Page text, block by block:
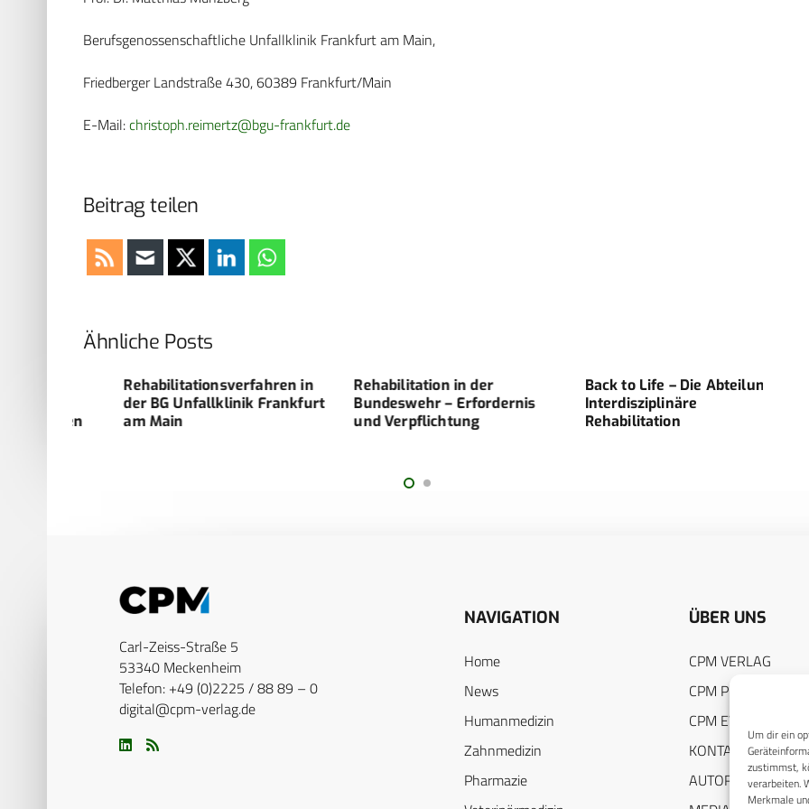
Um dir ein
zustimmst,
verarbeiten.
Merkmale
Berufsgenossenschaftliche Unfallklinik Frankfurt am Main,
Friedberger Landstraße 430, 60389 Frankfurt/Main
E-Mail:christoph.reimertz@bgu-frankfurt.de
Beitrag teilen
Ähnliche Posts
Rehabilitationsverfahren in
der BG Unfallklinik Frankfurt
am Main
Rehabilitation in der
Bundeswehr – Erfordernis
und Verpflichtung
Back to Life – Die Abteilung
Interdisziplinäre
Rehabilitation
Carl-Zeiss-Straße 5
53340 Meckenheim
Telefon: +49 (0)2225 / 88 89 – 0
digital@cpm-verlag.de
NAVIGATION
Home
News
Humanmedizin
Zahnmedizin
Pharmazie
ÜBER UNS
CPM VERLAG
CPM PUBLICATIONS
CPM EVENTS
KONTAKT